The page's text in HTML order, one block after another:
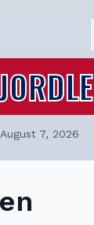
August 7, 2026